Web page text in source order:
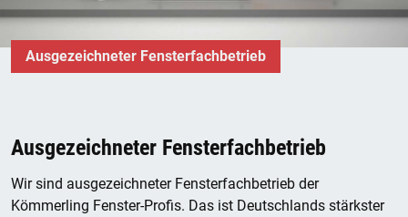
Ausgezeichneter Fensterfachbetrieb
Ausgezeichneter Fensterfachbetrieb
Wir sind ausgezeichneter Fensterfachbetrieb der
Kömmerling Fenster-Profis. Das ist Deutschlands stärkster